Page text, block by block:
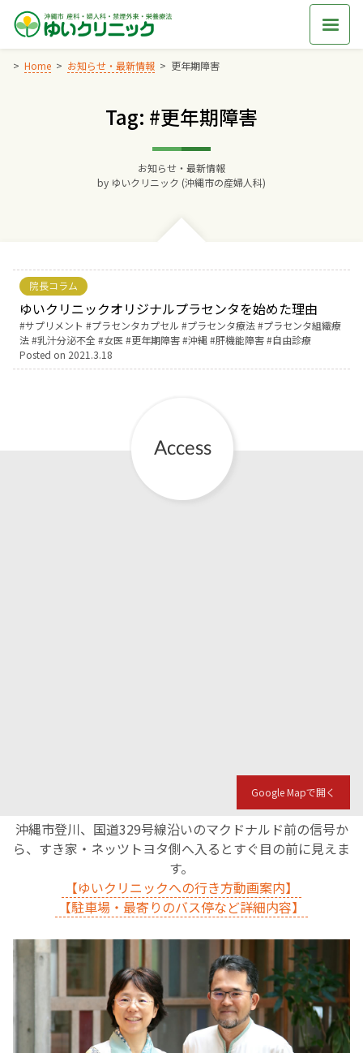
Skip
content
Home お知らせ・最新情報 更年期障害
Tag: #更年期障害
お知らせ・最新情報
by ゆいクリニック (沖縄市の産婦人科)
院長コラム
ゆいクリニックオリジナルプラセンタを始めた理由
Tags:
サプリメント プラセンタカプセル プラセンタ療法
プラセンタ組織療
法 乳汁分泌不全 女医 更年期障害 沖縄 肝機能障害
自由診療
Posted on 2021.3.18
Google Mapで開く
沖縄市登川、国道329号線沿いのマクドナルド前の信号か
ら、すき家・ネッツトヨタ側へ入るとすぐ目の前に見えま
す。
【ゆいクリニックへの行き方動画案内】
【駐車場・最寄りのバス停など詳細内容】
Home
交通アクセス
診療料金
妊婦健診
親と子の結びつき支援
母乳育児